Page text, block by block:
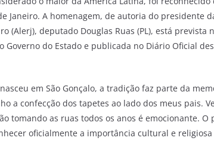
Janeiro. A homenagem, de autoria do presidente
(Alerj), deputado Douglas Ruas (PL), está prevista
Governo do Estado e publicada no Diário Oficial
em São Gonçalo, a tradição faz parte da
a confecção dos tapetes ao lado dos meus pais.
tomando as ruas todos os anos é emocionante. O
oficialmente a importância cultural e religiosa